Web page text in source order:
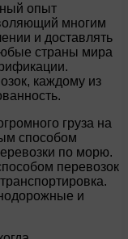
опыт
многим
и доставлять
страны мира
каждому из
груза на
способом
по морю.
перевозок
и